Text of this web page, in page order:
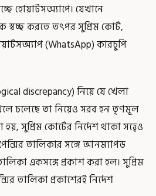
হোয়াটসঅ্যাপে। যেখানে
স্বচ্ছ করতে তৎপর সুপ্রিম কোর্ট,
(WhatsApp) কারচুপি
discrepancy) নিয়ে যে খেলা
চলেছে তা নিয়েও সরব হন তৃণমূল
হয়, সুপ্রিম কোর্টের নির্দেশ থাকা সত্ত্বেও
তালিকার সঙ্গে আনম্যাপড
একসঙ্গে প্রকাশ করা হল। সুপ্রিম
তালিকা প্রকাশেরই নির্দেশ